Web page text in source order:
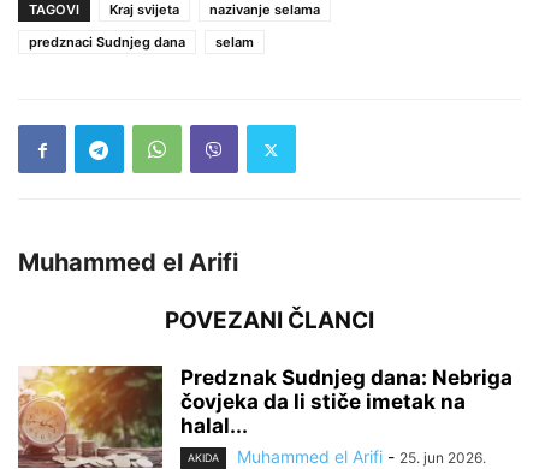
TAGOVI Kraj svijeta
nazivanje selama
predznaci Sudnjeg dana
selam
Muhammed el Arifi
POVEZANI ČLANCI
Predznak Sudnjeg dana: Nebriga
čovjeka da li stiče imetak na
halal...
AKIDA Muhammed el Arifi - 25. jun 2026.